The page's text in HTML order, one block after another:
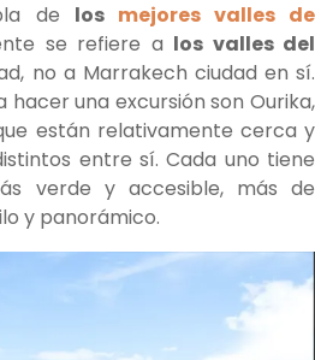
de los mejores valles de
se refiere a los valles del
no a Marrakech ciudad en sí.
hacer una excursión son Ourika,
están relativamente cerca y
entre sí. Cada uno tiene
verde y accesible, más de
y panorámico.